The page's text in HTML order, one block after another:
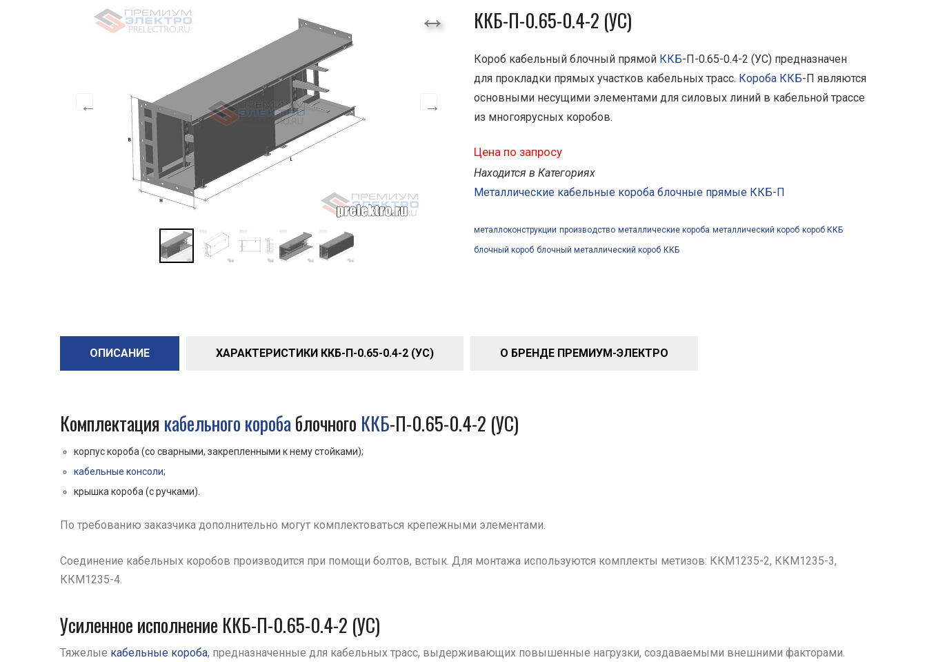
ККБ-П-0.65-0.4-2 (УС)
Короб кабельный блочный прямой ККБ-П-0.65-0.4-2 (УС) предназначен
для прокладки прямых участков кабельных трасс. Короба ККБ-П являются
основными несущими элементами для силовых линий в кабельной трассе
из многоярусных коробов.
Цена по запросу
Находится в Категориях
Металлические кабельные короба блочные прямые ККБ-П
металлоконструкции производство металлические короба металлический короб короб ККБ
блочный короб блочный металлический короб ККБ
ОПИСАНИЕ ХАРАКТЕРИСТИКИ ККБ-П-0.65-0.4-2 (УС) О БРЕНДЕ ПРЕМИУМ-ЭЛЕКТРО
Комплектация кабельного коробаблочного ККБ-П-0.65-0.4-2 (УС)
корпус короба (со сварными, закрепленными к нему стойками);
кабельные консоли;
крышка короба (с ручками).
По требованию заказчика дополнительно могут комплектоваться крепежными элементами.
Соединение кабельных коробов производится при помощи болтов, встык. Для монтажа используются комплекты метизов: ККМ1235-2, ККМ1235-3,
ККМ1235-4.
Усиленное исполнение ККБ-П-0.65-0.4-2 (УС)
Тяжелые кабельные короба, предназначенные для кабельных трасс, выдерживающих повышенные нагрузки, создаваемыми внешними факторами.